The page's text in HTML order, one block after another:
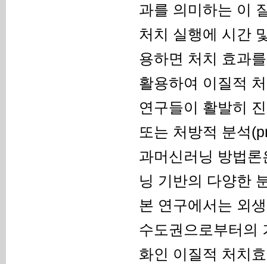
과를 의미하는 이
처치 실행에 시간
용하면 처치 효과
활용하여 이질적
연구들이 활발히
또는 처방적 분석
과머신러닝 방법
닝 기반의 다양한
본 연구에서는 외
수도권으로부터의
화인 이질적 처치